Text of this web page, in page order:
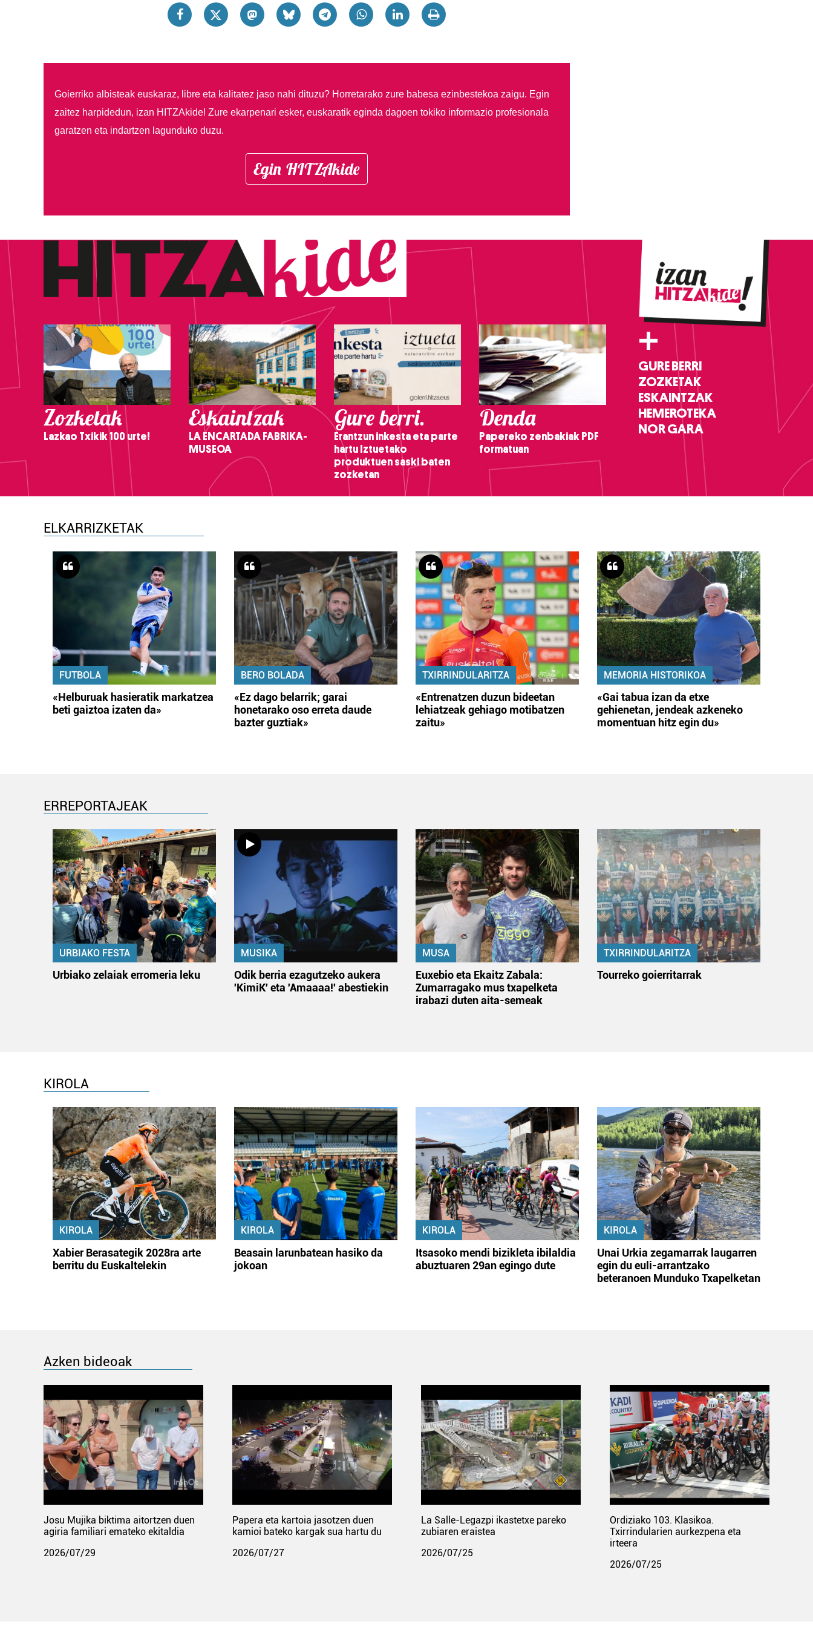
Goierriko albisteak euskaraz, libre eta kalitatez jaso nahi dituzu? Horretarako zure babesa ezinbestekoa zaigu. Egin
zaitez harpidedun, izan HITZAkide! Zure ekarpenari esker, euskaratik eginda dagoen tokiko informazio profesionala
garatzen eta indartzen lagunduko duzu.
Egin HITZAkide
Zozketak
Lazkao Txikik 100 urte!
Eskaintzak
LA ENCARTADA FABRIKA-
MUSEOA
Gure berri.
Erantzun inkesta eta parte
hartu Iztuetako
produktuen saski baten
zozketan
Denda
Papereko zenbakiak PDF
formatuan
+
GURE BERRI
ZOZKETAK
ESKAINTZAK
HEMEROTEKA
NOR GARA
ELKARRIZKETAK
FUTBOLA
«Helburuak hasieratik markatzea
beti gaiztoa izaten da»
BERO BOLADA
«Ez dago belarrik; garai
honetarako oso erreta daude
bazter guztiak»
TXIRRINDULARITZA
«Entrenatzen duzun bideetan
lehiatzeak gehiago motibatzen
zaitu»
MEMORIA HISTORIKOA
«Gai tabua izan da etxe
gehienetan, jendeak azkeneko
momentuan hitz egin du»
ERREPORTAJEAK
URBIAKO FESTA
Urbiako zelaiak erromeria leku
MUSIKA
Odik berria ezagutzeko aukera
'KimiK' eta 'Amaaaa!' abestiekin
MUSA
Euxebio eta Ekaitz Zabala:
Zumarragako mus txapelketa
irabazi duten aita-semeak
TXIRRINDULARITZA
Tourreko goierritarrak
KIROLA
KIROLA
Xabier Berasategik 2028ra arte
berritu du Euskaltelekin
KIROLA
Beasain larunbatean hasiko da
jokoan
KIROLA
Itsasoko mendi bizikleta ibilaldia
abuztuaren 29an egingo dute
KIROLA
Unai Urkia zegamarrak laugarren
egin du euli-arrantzako
beteranoen Munduko Txapelketan
Azken bideoak
Josu Mujika biktima aitortzen duen
agiria familiari emateko ekitaldia
2026/07/29
Papera eta kartoia jasotzen duen
kamioi bateko kargak sua hartu du
2026/07/27
La Salle-Legazpi ikastetxe pareko
zubiaren eraistea
2026/07/25
Ordiziako 103. Klasikoa.
Txirrindularien aurkezpena eta
irteera
2026/07/25